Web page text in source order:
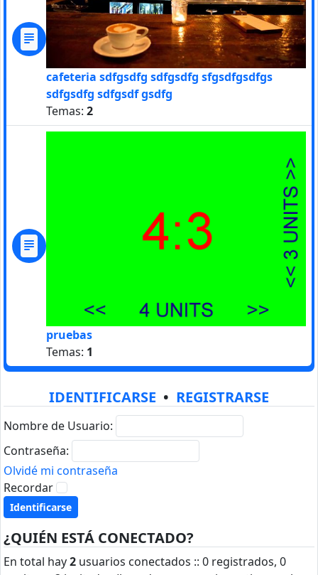
cafeteria sdfgsdfg sdfgsdfg sfgsdfgsdfgs
sdfgsdfg sdfgsdf gsdfg
Temas: 2
pruebas
Temas: 1
IDENTIFICARSE • REGISTRARSE
Nombre de Usuario:
Contraseña:
Olvidé mi contraseña
Recordar
¿QUIÉN ESTÁ CONECTADO?
En total hay2 usuarios conectados :: 0 registrados, 0